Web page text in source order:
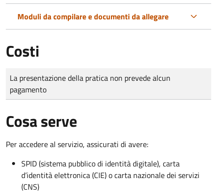
Moduli da compilare e documenti da allegare
Costi
Tipo di pagamento
Importo
La presentazione della pratica non prevede alcun
pagamento
Cosa serve
Per accedere al servizio, assicurati di avere:
SPID (sistema pubblico di identità digitale), carta
d’identità elettronica (CIE) o carta nazionale dei servizi
(CNS)